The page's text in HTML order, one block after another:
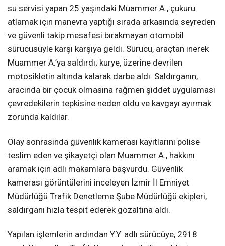
su servisi yapan 25 yaşındaki Muammer A., çukuru
atlamak için manevra yaptığı sırada arkasında seyreden
ve güvenli takip mesafesi bırakmayan otomobil
sürücüsüyle karşı karşıya geldi. Sürücü, araçtan inerek
Muammer A.’ya saldırdı; kurye, üzerine devrilen
motosikletin altında kalarak darbe aldı. Saldırganın,
aracında bir çocuk olmasına rağmen şiddet uygulaması
çevredekilerin tepkisine neden oldu ve kavgayı ayırmak
zorunda kaldılar.
Olay sonrasında güvenlik kamerası kayıtlarını polise
teslim eden ve şikayetçi olan Muammer A., hakkını
aramak için adli makamlara başvurdu. Güvenlik
kamerası görüntülerini inceleyen İzmir İl Emniyet
Müdürlüğü Trafik Denetleme Şube Müdürlüğü ekipleri,
saldırganı hızla tespit ederek gözaltına aldı.
Yapılan işlemlerin ardından Y.Y. adlı sürücüye, 2918